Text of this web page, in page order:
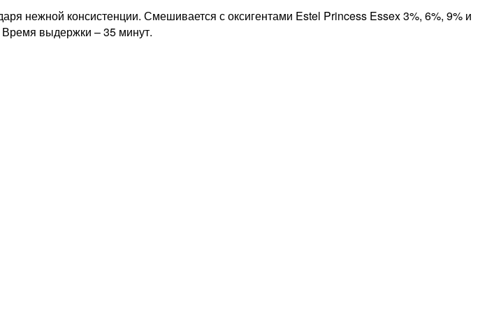
нежной консистенции. Смешивается с оксигентами Estel Princess Essex 3%, 6%, 9% и
выдержки – 35 минут.